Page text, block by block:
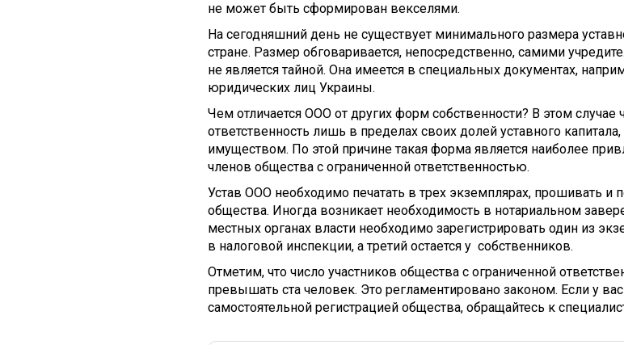
не может быть сформирован векселями.
На сегодняшний день не существует минимального размера
стране. Размер обговаривается, непосредственно, самими
не является тайной. Она имеется в специальных документах,
юридических лиц Украины.
Чем отличается ООО от других форм собственности? В этом случае
ответственность лишь в пределах своих долей уставного
имуществом. По этой причине такая форма является наиболее
членов общества с ограниченной ответственностью.
Устав ООО необходимо печатать в трех экземплярах, прошивать и
общества. Иногда возникает необходимость в нотариальном
местных органах власти необходимо зарегистрировать один из
в налоговой инспекции, а третий остается у собственников.
Отметим, что число участников общества с ограниченной
превышать ста человек. Это регламентировано законом. Если у
самостоятельной регистрацией общества, обращайтесь к